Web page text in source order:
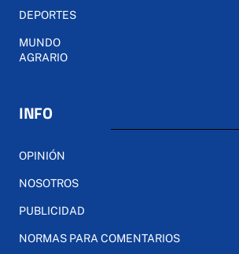
DEPORTES
MUNDO
AGRARIO
INFO
OPINIÓN
NOSOTROS
PUBLICIDAD
NORMAS PARA COMENTARIOS